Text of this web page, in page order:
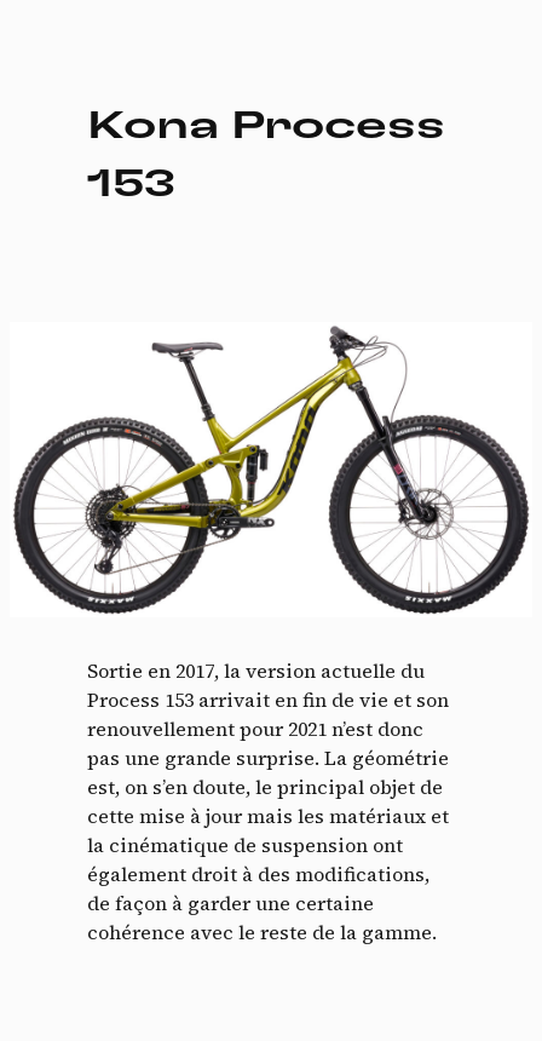
Kona Process
153
Sortie en 2017, la version actuelle du
Process 153 arrivait en fin de vie et son
renouvellement pour 2021 n’est donc
pas une grande surprise. La géométrie
est, on s’en doute, le principal objet de
cette mise à jour mais les matériaux et
la cinématique de suspension ont
également droit à des modifications,
de façon à garder une certaine
cohérence avec le reste de la gamme.